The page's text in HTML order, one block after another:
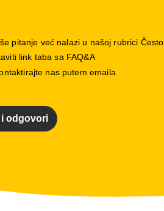
pitanje već nalazi u našoj rubrici Često
link taba sa FAQ&A
nas putem emaila
odgovori